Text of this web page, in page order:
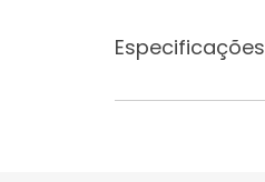
Especificações